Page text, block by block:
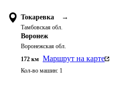
Токаревка →
Тамбовская обл.
Воронеж
Воронежская обл.
172 км Маршрут на карте
Кол-во машин: 1